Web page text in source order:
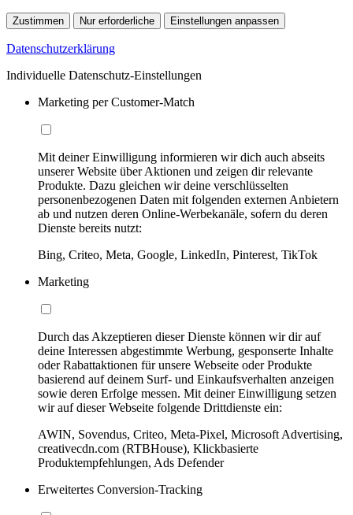
Zustimmen Nur erforderliche Einstellungen anpassen
Datenschutzerklärung
Individuelle Datenschutz-Einstellungen
Marketing per Customer-Match
Mit deiner Einwilligung informieren wir dich auch abseits
unserer Website über Aktionen und zeigen dir relevante
Produkte. Dazu gleichen wir deine verschlüsselten
personenbezogenen Daten mit folgenden externen Anbietern
ab und nutzen deren Online-Werbekanäle, sofern du deren
Dienste bereits nutzt:
Bing, Criteo, Meta, Google, LinkedIn, Pinterest, TikTok
Marketing
Durch das Akzeptieren dieser Dienste können wir dir auf
deine Interessen abgestimmte Werbung, gesponserte Inhalte
oder Rabattaktionen für unsere Webseite oder Produkte
basierend auf deinem Surf- und Einkaufsverhalten anzeigen
sowie deren Erfolge messen. Mit deiner Einwilligung setzen
wir auf dieser Webseite folgende Drittdienste ein:
AWIN, Sovendus, Criteo, Meta-Pixel, Microsoft Advertising,
creativecdn.com (RTBHouse), Klickbasierte
Produktempfehlungen, Ads Defender
Erweitertes Conversion-Tracking